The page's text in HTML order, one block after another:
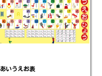
あいうえお表